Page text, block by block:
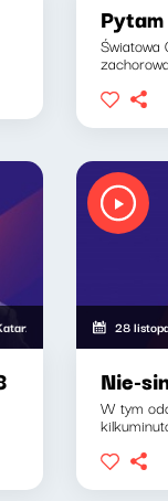
Kasia, Klaudiusz
28
Nie-
W tym